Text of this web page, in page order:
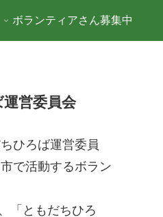
ボランティアさん募集中
営委員会
ひろば運営委員
で活動するボラン
「ともだちひろ